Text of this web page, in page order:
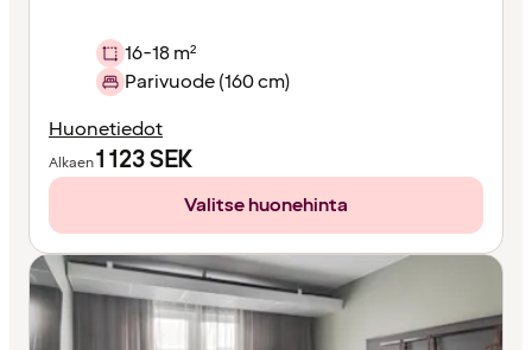
16-18 m²
Parivuode (160 cm)
Huonetiedot
Alkaen1 123SEK
Valitse huonehinta